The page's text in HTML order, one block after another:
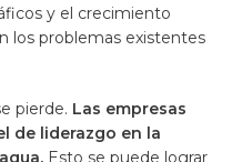
y el crecimiento
los problemas existentes
pierde. Las empresas
de liderazgo en la
Esto se puede lograr